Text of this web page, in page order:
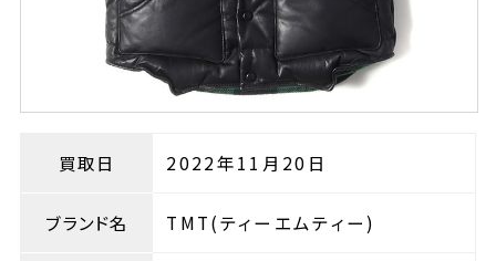
買取日 2022年11月20日
ブランド名 TMT(ティーエムティー)